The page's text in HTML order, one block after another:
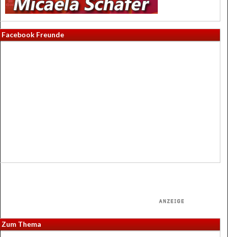
Facebook Freunde
Zum Thema